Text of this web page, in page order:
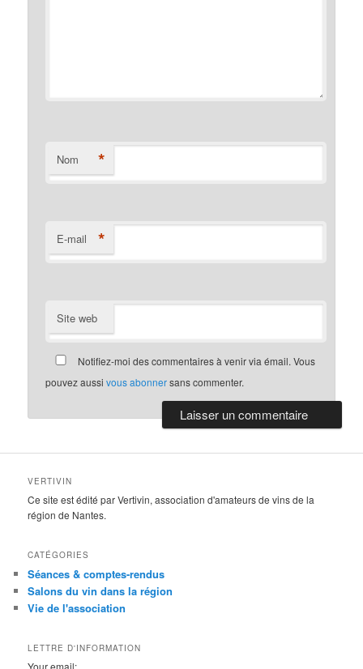
Nom *
E-mail *
Site web
Notifiez-moi des commentaires à venir via émail. Vous
pouvez aussivous abonnersans commenter.
VERTIVIN
Ce site est édité par Vertivin, association d'amateurs de vins de la
région de Nantes.
CATÉGORIES
Séances & comptes-rendus
Salons du vin dans la région
Vie de l'association
LETTRE D'INFORMATION
Your email: